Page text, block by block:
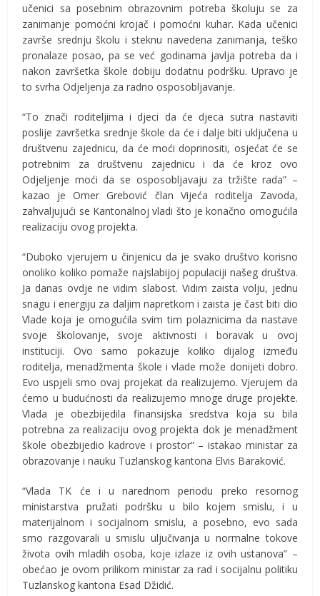
učenici sa posebnim obrazovnim potreba školuju se za
zanimanje pomoćni krojač i pomoćni kuhar. Kada učenici
završe srednju školu i steknu navedena zanimanja, teško
pronalaze posao, pa se već godinama javlja potreba da i
nakon završetka škole dobiju dodatnu podršku. Upravo je
to svrha Odjeljenja za radno osposobljavanje.
“To znači roditeljima i djeci da će djeca sutra nastaviti
poslije završetka srednje škole da će i dalje biti uključena u
društvenu zajednicu, da će moći doprinositi, osjećat će se
potrebnim za društvenu zajednicu i da će kroz ovo
Odjeljenje moći da se osposobljavaju za tržište rada” –
kazao je Omer Grebović član Vijeća roditelja Zavoda,
zahvaljujući se Kantonalnoj vladi što je konačno omogućila
realizaciju ovog projekta.
“Duboko vjerujem u činjenicu da je svako društvo korisno
onoliko koliko pomaže najslabijoj populaciji našeg društva.
Ja danas ovdje ne vidim slabost. Vidim zaista volju, jednu
snagu i energiju za daljim napretkom i zaista je čast biti dio
Vlade koja je omogućila svim tim polaznicima da nastave
svoje školovanje, svoje aktivnosti i boravak u ovoj
instituciji. Ovo samo pokazuje koliko dijalog između
roditelja, menadžmenta škole i vlade može donijeti dobro.
Evo uspjeli smo ovaj projekat da realizujemo. Vjerujem da
ćemo u budućnosti da realizujemo mnoge druge projekte.
Vlada je obezbijedila finansijska sredstva koja su bila
potrebna za realizaciju ovog projekta dok je menadžment
škole obezbijedio kadrove i prostor” – istakao ministar za
obrazovanje i nauku Tuzlanskog kantona Elvis Baraković.
“Vlada TK će i u narednom periodu preko resornog
ministarstva pružati podršku u bilo kojem smislu, i u
materijalnom i socijalnom smislu, a posebno, evo sada
smo razgovarali u smislu uljučivanja u normalne tokove
života ovih mladih osoba, koje izlaze iz ovih ustanova” –
obećao je ovom prilikom ministar za rad i socijalnu politiku
Tuzlanskog kantona Esad Džidić.